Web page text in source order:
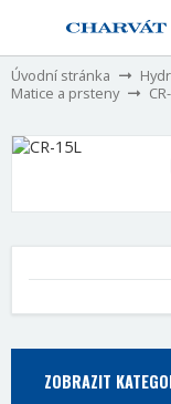
Úvodní stránka
Matice a prsteny
ZOBRAZIT